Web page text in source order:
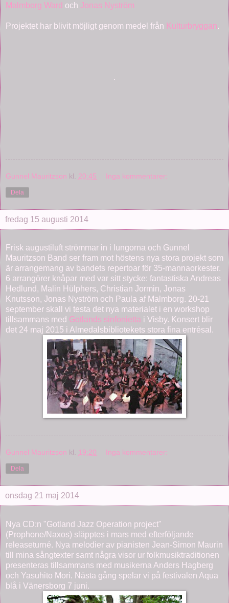
Malmborg Ward och Jonas Nyström
Projektet har blivit möjligt genom medel från Kulturbryggan.
.
Gunnel Mauritzson kl. 20:45 Inga kommentarer:
Dela
fredag 15 augusti 2014
Frisk augustiluft strömmar in i lungorna och Gunnel
Mauritzson Band ser fram mot höstens nya stora projekt som
är arrangemang av bandets repertoar för 35-mannaorkester.
6 arrangörer knåpar med var sitt stycke: fantastiska Andreas
Hedlund, Malin Hülphers, Christian Jormin, Jonas
Knutsson, Jonas Nyström och Paula af Malmborg. 20-21
september skall vi testa det nya materialet i en workshop
tillsammans med Gotlands sinfonietta i Visby. Konsert blir
det 24 maj 2015 i Almedalsbibliotekets stora fina entrésal.
Gunnel Mauritzson kl. 19:20 Inga kommentarer:
Dela
onsdag 21 maj 2014
Nya CD:n "Gotland Jazz Operation project"
(Prophone/Naxos) släpptes i mars med efterföljande
releaseturné. Nya melodier av pianisten Jean-Simon Maurin
till mina sångtexter samt några visor ur folkmusiktraditionen
presenteras tillsammans med musikerna Anders Hagberg
och Yasuhito Mori. Nästa gång spelar vi på festivalen Aqua
blå i Vänersborg 7 juni.